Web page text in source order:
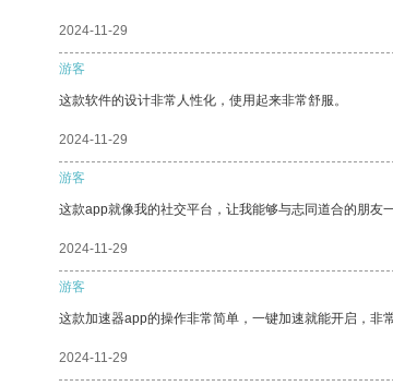
2024-11-29
游客
这款软件的设计非常人性化，使用起来非常舒服。
2024-11-29
游客
这款app就像我的社交平台，让我能够与志同道合的朋友一
2024-11-29
游客
这款加速器app的操作非常简单，一键加速就能开启，非常
2024-11-29